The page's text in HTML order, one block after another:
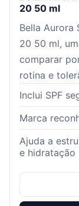
20 50 ml
Bella Aurora
20 50 ml,
comparar
rotina e
Inclui SPF
Marca
Ajuda a
e hidratação